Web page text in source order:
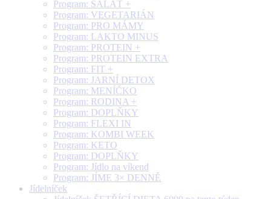
Program: SALÁT +
Program: VEGETARIÁN
Program: PRO MÁMY
Program: LAKTO MINUS
Program: PROTEIN +
Program: PROTEIN EXTRA
Program: FIT +
Program: JARNÍ DETOX
Program: MENÍČKO
Program: RODINA +
Program: DOPLŇKY
Program: FLEXI IN
Program: KOMBI WEEK
Program: KETO
Program: DOPLŇKY
Program: Jídlo na víkend
Program: JÍME 3× DENNĚ
Jídelníček